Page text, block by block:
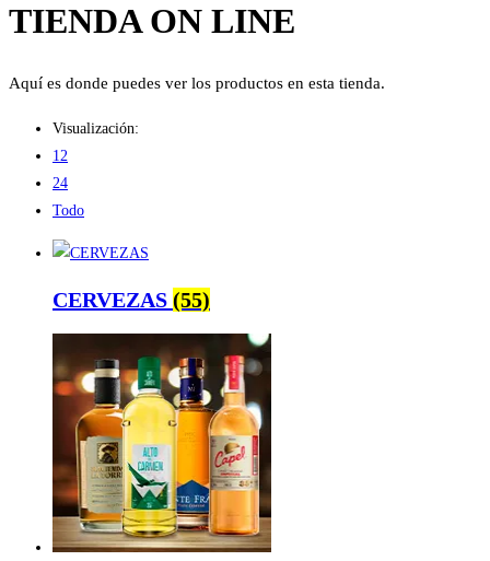
esta
TIENDA ON LINE
Aquí es donde puedes ver los productos en esta tienda.
Visualización:
12
24
Todo
CERVEZAS (55)